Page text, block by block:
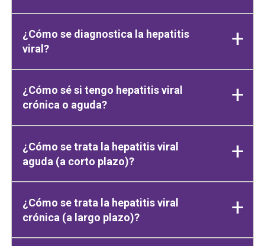
¿Cómo se diagnostica la hepatitis
viral?
¿Cómo sé si tengo hepatitis viral
crónica o aguda?
¿Cómo se trata la hepatitis viral
aguda (a corto plazo)?
¿Cómo se trata la hepatitis viral
crónica (a largo plazo)?